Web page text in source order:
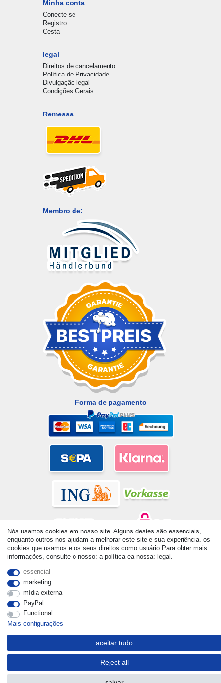
Minha conta
Conecte-se
Registro
Cesta
legal
Direitos de cancelamento
Política de Privacidade
Divulgação legal
Condições Gerais
Remessa
Membro de:
Forma de pagamento
reserved. Prices incl. VAT. 19% VAT Basic prices see article detail
| * Applies to deliveries to the UK!
Nós usamos cookies em nosso site. Alguns destes são essenciais,
enquanto outros nos ajudam a melhorar este site e sua experiência. os
cookies que usamos e os seus direitos como usuário Para obter mais
informações, consulte o nosso: a política ea nossa: legal.
essencial
marketing
mídia externa
PayPal
Functional
Mais configurações
aceitar tudo
Reject all